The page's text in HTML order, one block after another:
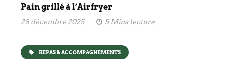
Pain grillé à l’Airfryer
28 décembre 2025 5 Mins lecture
REPAS & ACCOMPAGNEMENTS